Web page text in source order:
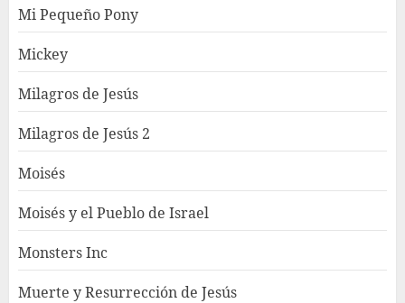
Mi Pequeño Pony
Mickey
Milagros de Jesús
Milagros de Jesús 2
Moisés
Moisés y el Pueblo de Israel
Monsters Inc
Muerte y Resurrección de Jesús